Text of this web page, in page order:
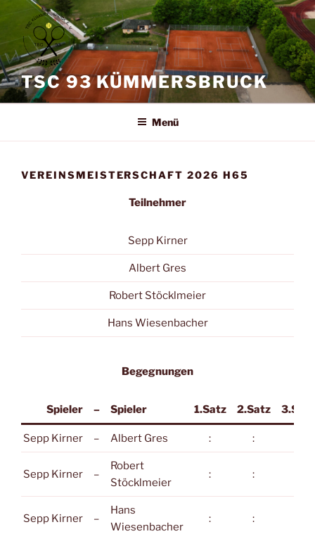
Inhalt
springen
TSC 93 KÜMMERSBRUCK
Menü
VEREINSMEISTERSCHAFT 2026 H65
Teilnehmer
Sepp Kirner
Albert Gres
Robert Stöcklmeier
Hans Wiesenbacher
Begegnungen
Spieler – Spieler 1.Satz 2.Satz 3.Satz
Sepp Kirner – Albert Gres : :
Sepp Kirner –
Robert
Stöcklmeier
: :
Sepp Kirner –
Hans
Wiesenbacher
: :